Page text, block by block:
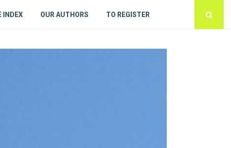
INDEX OUR AUTHORS TO REGISTER